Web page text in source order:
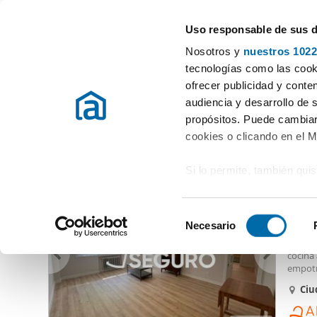
Uso responsable de sus
Nosotros y nuestros
tecnologías como las
ofrecer publicidad y
audiencia y desarrollo de
propósitos. Puede
cookies o clicando en el
Si lo permite, también
Identificar su
Obtenga más
preferencias en la
en la Declaración de
e
e
Necesario
Elegir distrito
Alquiler pisos Madrid provincia Alquiler pisos Madrid
Alquiler piso 4 habitaciones Ciudad Lineal Madrid (3
cocina